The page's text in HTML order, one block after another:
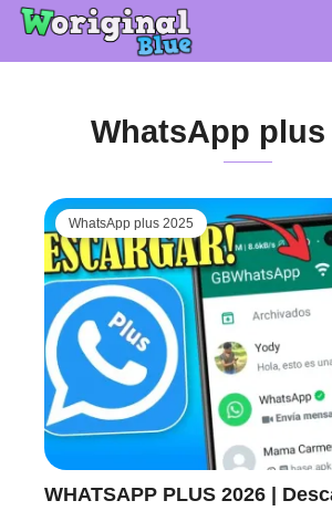
WhatsApp plus
WhatsApp plus 2025
WHATSAPP PLUS 2026 |